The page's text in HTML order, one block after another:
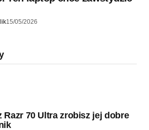
15/05/2026
Razr 70 Ultra zrobisz jej dobre